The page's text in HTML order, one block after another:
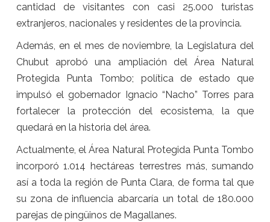
cantidad de visitantes con casi 25.000 turistas
extranjeros, nacionales y residentes de la provincia.
Además, en el mes de noviembre, la Legislatura del
Chubut aprobó una ampliación del Área Natural
Protegida Punta Tombo; política de estado que
impulsó el gobernador Ignacio “Nacho” Torres para
fortalecer la protección del ecosistema, la que
quedará en la historia del área.
Actualmente, el Área Natural Protegida Punta Tombo
incorporó 1.014 hectáreas terrestres más, sumando
así a toda la región de Punta Clara, de forma tal que
su zona de influencia abarcaría un total de 180.000
parejas de pingüinos de Magallanes.